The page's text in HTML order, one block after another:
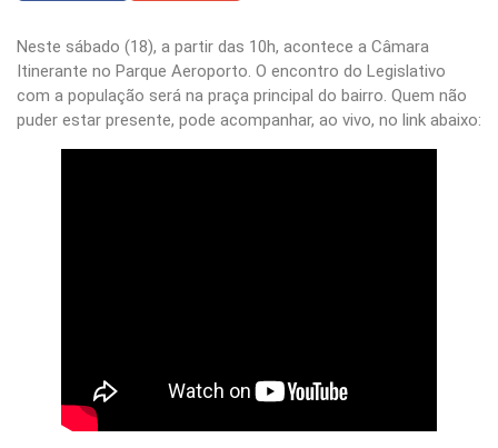
Neste sábado (18), a partir das 10h, acontece a Câmara
Itinerante no Parque Aeroporto. O encontro do Legislativo
com a população será na praça principal do bairro. Quem não
puder estar presente, pode acompanhar, ao vivo, no link abaixo: